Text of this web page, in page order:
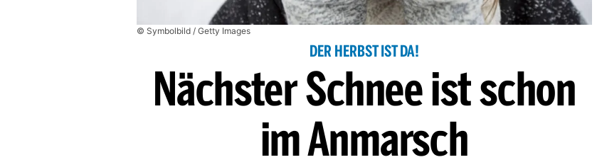
© Symbolbild / Getty Images
DER HERBST IST DA!
Nächster Schnee ist schon
im Anmarsch